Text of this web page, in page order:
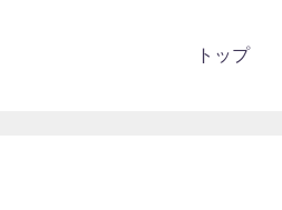
トップ